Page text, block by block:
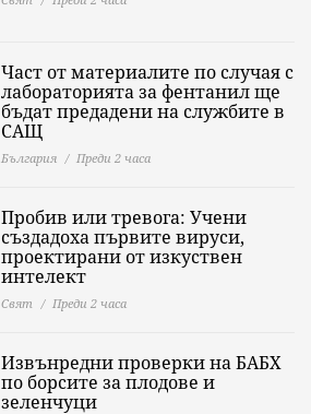
Част от материалите по случая с
лабораторията за фентанил ще
бъдат предадени на службите в
САЩ
България Преди 2 часа
Пробив или тревога: Учени
създадоха първите вируси,
проектирани от изкуствен
интелект
Свят Преди 2 часа
Извънредни проверки на БАБХ
по борсите за плодове и
зеленчуци